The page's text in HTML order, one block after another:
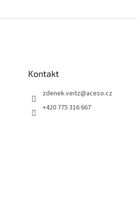
Kontakt
zdenek.veitz@aceso.cz
+420 775 316 667